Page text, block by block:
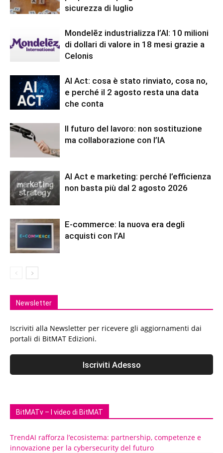
sicurezza di luglio
Mondelēz industrializza l’AI: 10 milioni
di dollari di valore in 18 mesi grazie a
Celonis
AI Act: cosa è stato rinviato, cosa no,
e perché il 2 agosto resta una data
che conta
Il futuro del lavoro: non sostituzione
ma collaborazione con l’IA
AI Act e marketing: perché l’efficienza
non basta più dal 2 agosto 2026
E-commerce: la nuova era degli
acquisti con l’AI
Newsletter
Iscriviti alla Newsletter per ricevere gli aggiornamenti dai
portali di BitMAT Edizioni.
BitMATv – I video di BitMAT
TrendAI rafforza l’ecosistema: partnership, competenze e
innovazione per la cybersecurity del futuro